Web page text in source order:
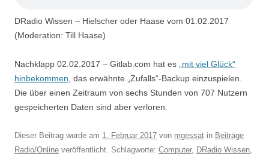
DRadio Wissen – Hielscher oder Haase vom 01.02.2017
(Moderation: Till Haase)
Nachklapp 02.02.2017 – Gitlab.com hat es „mit viel Glück“
hinbekommen, das erwähnte „Zufalls“-Backup einzuspielen.
Die über einen Zeitraum von sechs Stunden von 707 Nutzern
gespeicherten Daten sind aber verloren.
Dieser Beitrag wurde am 1. Februar 2017 von mgessat in Beiträge
Radio/Online veröffentlicht. Schlagworte: Computer, DRadio Wissen,